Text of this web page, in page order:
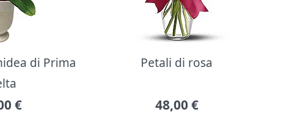
di Prima
€
Petali di rosa
48,00 €